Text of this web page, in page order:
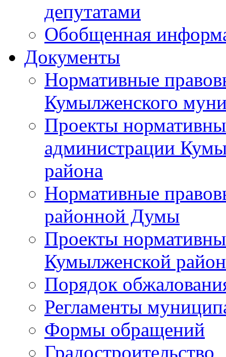
депутатами
Обобщенная
Документы
Нормативные
Кумылженского
Проекты
администрации
района
Нормативные
районной Думы
Проекты
Кумылженской
Порядок
Регламенты
Формы обращений
Градостроительство